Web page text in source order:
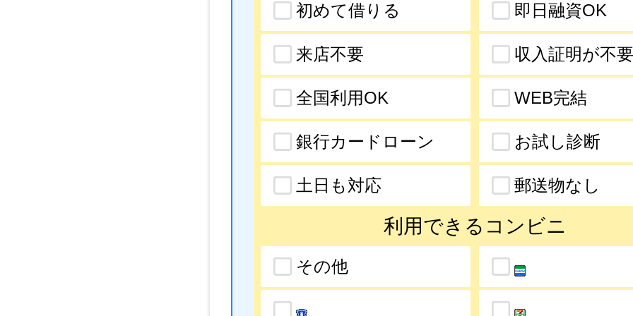
初めて借りる 即日融資OK
来店不要 収入証明が不
全国利用OK WEB完結
銀行カードローン お試し診断
土日も対応 郵送物なし
利用できるコンビニ
その他